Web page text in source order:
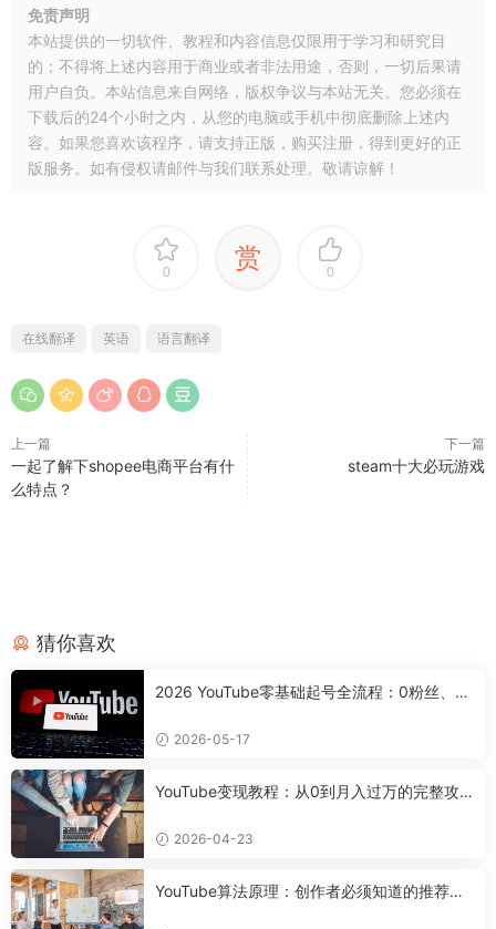
免责声明
本站提供的一切软件、教程和内容信息仅限用于学习和研究目
的；不得将上述内容用于商业或者非法用途，否则，一切后果请
用户自负。本站信息来自网络，版权争议与本站无关。您必须在
下载后的24个小时之内，从您的电脑或手机中彻底删除上述内
容。如果您喜欢该程序，请支持正版，购买注册，得到更好的正
版服务。如有侵权请邮件与我们联系处理。敬请谅解！
0 赏 0
在线翻译 英语 语言翻译
上一篇
一起了解下shopee电商平台有什
么特点？
下一篇
steam十大必玩游戏
猜你喜欢
2026 YouTube零基础起号全流程：0粉丝、0
2026-05-17
YouTube变现教程：从0到月入过万的完整攻
2026-04-23
YouTube算法原理：创作者必须知道的推荐机